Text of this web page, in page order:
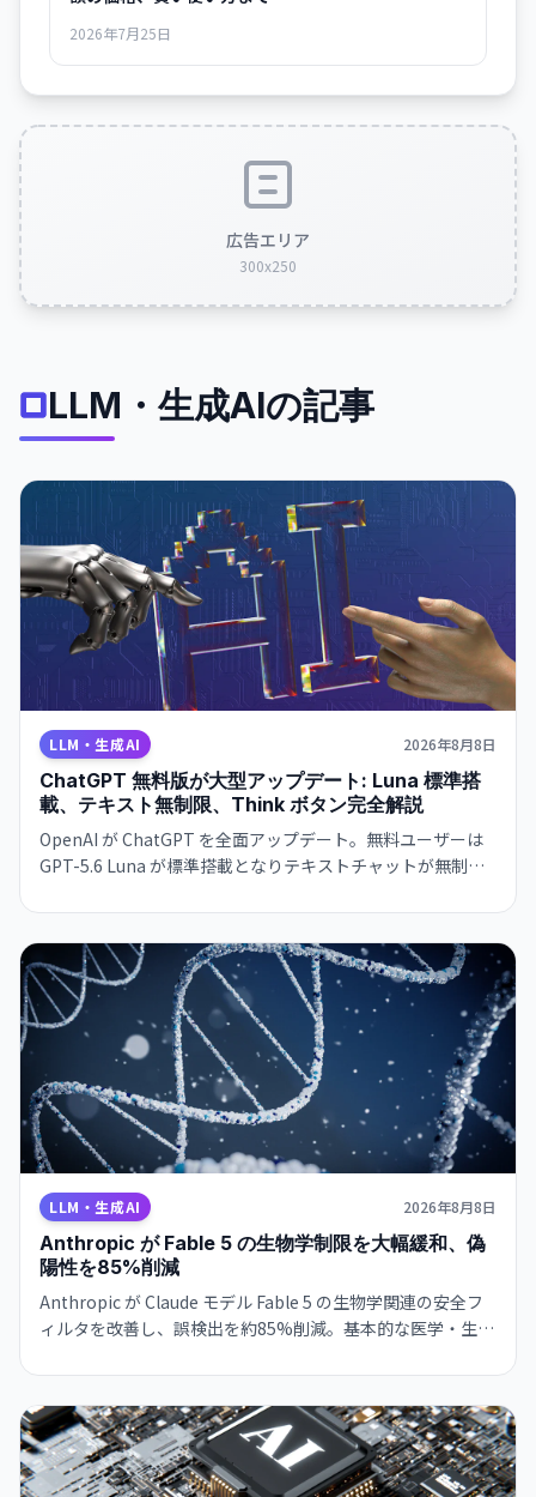
2026年7月25日
広告エリア
300x250
LLM・生成AIの記事
LLM・生成AI 2026年8月8日
ChatGPT 無料版が大型アップデート: Luna 標準搭
載、テキスト無制限、Think ボタン完全解説
OpenAI が ChatGPT を全面アップデート。無料ユーザーは
GPT-5.6 Luna が標準搭載となりテキストチャットが無制限
Sol が提供される。何が変わったか、Think ボタンの使い
方、Luna と Sol の違いをまとめた。
LLM・生成AI 2026年8月8日
Anthropic が Fable 5 の生物学制限を大幅緩和、偽
陽性を85%削減
Anthropic が Claude モデル Fable 5 の生物学関連の安全フ
ィルタを改善し、誤検出を約85%削減。基本的な医学・生物
分子設計は引き続き制限。研究者向けアクセスプログラムも
計画中です。